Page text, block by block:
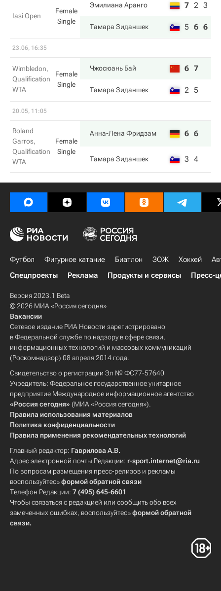
Iasi Open
Female
Single
Эмилиана Аранго 7 2 3
Тамара Зиданшек 5 6 6
23.06, 16:35
Wimbledon,
Qualification
WTA
Female
Single
Чжосюань Бай 6 7
Тамара Зиданшек 2 5
20.05, 11:05
Roland
Garros,
Qualification
WTA
Female
Single
Анна-Лена Фридзам 6 6
Тамара Зиданшек 3 4
Футбол Фигурное катание Биатлон ЗОЖ Хоккей
Спецпроекты
Реклама Продукты и сервисы Пресс-
Версия 2023.1 Beta
© 2026 МИА «Россия сегодня»
Вакансии
Сетевое издание РИА Новости зарегистрировано
в Федеральной службе по надзору в сфере связи,
информационных технологий и массовых коммуникаций
(Роскомнадзор) 08 апреля 2014 года.
Свидетельство о регистрации Эл № ФС77-57640
Учредитель: Федеральное государственное унитарное
предприятие Международное информационное агентство
«Россия сегодня» (МИА «Россия сегодня»).
Правила использования материалов
Политика конфиденциальности
Правила применения рекомендательных технологий
Главный редактор: Гаврилова А.В.
Адрес электронной почты Редакции: r-sport.internet@ria.ru
По вопросам размещения пресс-релизов и рекламы
воспользуйтесьформой обратной связи
Телефон Редакции: 7 (495) 645-6601
Чтобы связаться с редакцией или сообщить обо всех
замеченных ошибках, воспользуйтесьформой обратной
связи.